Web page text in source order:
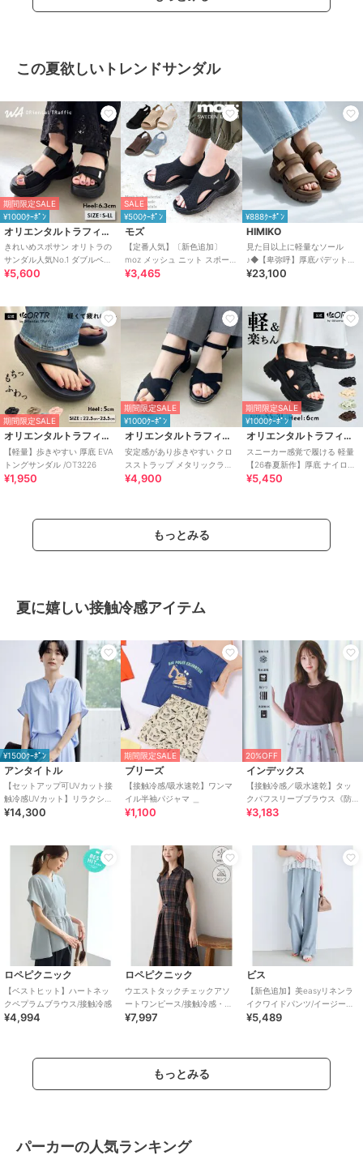
この夏欲しいトレンドサンダル
期間限定SALE
¥1000ｸｰﾎﾟﾝ
オリエンタルトラフィック
きれいめスポサン オリトラの
サンダル人気No.1 ダブルベル
ト スポーツサンダル /42207
¥5,600
SALE
¥500ｸｰﾎﾟﾝ
モズ
【定番人気】〔新色追加〕
moz メッシュ ニット スポーツ
サンダル
¥3,465
¥888ｸｰﾎﾟﾝ
HIMIKO
見た目以上に軽量なソール
♪◆【卑弥呼】厚底パデットサ
ンダル/661201
¥23,100
期間限定SALE
オリエンタルトラフィック
【軽量】歩きやすい 厚底 EVA
トングサンダル /OT3226
¥1,950
期間限定SALE
¥1000ｸｰﾎﾟﾝ
オリエンタルトラフィック
安定感があり歩きやすい クロ
スストラップ メタリックライ
ン サンダル /55201
¥4,900
期間限定SALE
¥1000ｸｰﾎﾟﾝ
オリエンタルトラフィック
スニーカー感覚で履ける 軽量
【26春夏新作】厚底 ナイロン
スポーツサンダル /OT3232
¥5,450
もっとみる
夏に嬉しい接触冷感アイテム
¥1500ｸｰﾎﾟﾝ
アンタイトル
【セットアップ可UVカット接
触冷感UVカット】リラクシー
キーVネックブラウス
¥14,300
期間限定SALE
ブリーズ
【接触冷感/吸水速乾】ワンマ
¥1,100
20%OFF
インデックス
【接触冷感／吸水速乾】タッ
クパフスリーブブラウス《防
シワ／洗濯機OK／XS～3L／
¥3,183
ロペピクニック
【ベストヒット】ハートネッ
クペプラムブラウス/接触冷感
¥4,994
ロペピクニック
ウエストタックチェックアソ
ートワンピース/接触冷感・防
シワ・リンクコーデ
¥7,997
ビス
【新色追加】美easyリネンラ
イクワイドパンツ/イージーケ
ア・接触冷感・セットアップ
¥5,489
もっとみる
パーカーの人気ランキング